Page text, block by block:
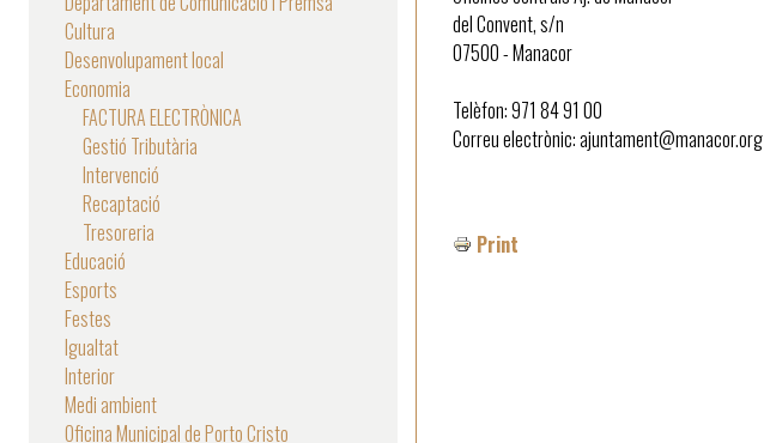
Cultura
Desenvolupament local
Economia
FACTURA ELECTRÒNICA
Gestió Tributària
Intervenció
Recaptació
Tresoreria
Educació
Esports
Festes
Igualtat
Interior
Medi ambient
Oficina Municipal de Porto Cristo
del Convent, s/n
07500 - Manacor
Telèfon: 971 84 91 00
Correu electrònic: ajuntament@manacor.org
Print